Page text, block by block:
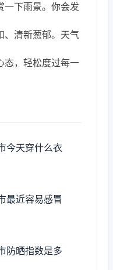
一下雨景。你会发
、清新葱郁。天气
态，轻松度过每一
今天穿什么衣
最近容易感冒
防晒指数是多